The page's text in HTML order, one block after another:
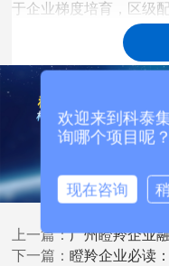
于企业梯度培育，区级
• 创新载体空间保障
器，对梯度内企业给予
供应;
• 金融支持贯穿全程
• 服务机制闭环运行
上一篇：广州瞪羚企业融资
下一篇：瞪羚企业必读：
欢迎来到科泰
询哪个项目呢？
现在咨询